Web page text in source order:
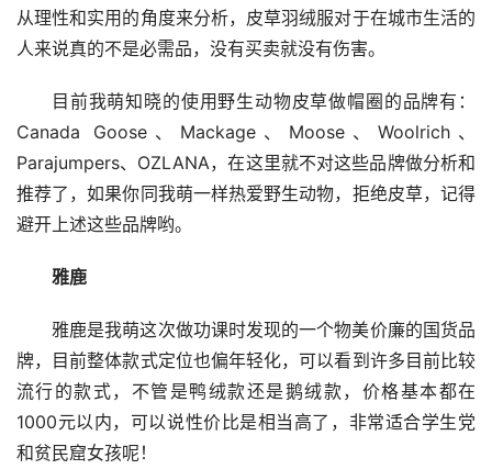
从理性和实用的角度来分析，皮草羽绒服对于在城市生活的
人来说真的不是必需品，没有买卖就没有伤害。
目前我萌知晓的使用野生动物皮草做帽圈的品牌有：
Canada Goose、Mackage、Moose、Woolrich、
Parajumpers、OZLANA，在这里就不对这些品牌做分析和
推荐了，如果你同我萌一样热爱野生动物，拒绝皮草，记得
避开上述这些品牌哟。
雅鹿
雅鹿是我萌这次做功课时发现的一个物美价廉的国货品
牌，目前整体款式定位也偏年轻化，可以看到许多目前比较
流行的款式，不管是鸭绒款还是鹅绒款，价格基本都在
1000元以内，可以说性价比是相当高了，非常适合学生党
和贫民窟女孩呢！